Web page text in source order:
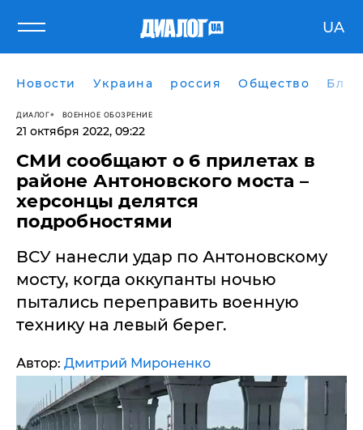
UA
Новости Украина россия Общество
ДИАЛОГ ВОЕННОЕ ОБОЗРЕНИЕ
21 октября 2022, 09:22
​СМИ сообщают о 6 прилетах в
районе Антоновского моста –
херсонцы делятся
подробностями
ВСУ нанесли удар по Антоновскому
мосту, когда оккупанты ночью
пытались переправить военную
технику на левый берег.
Автор: Дмитрий Мироненко